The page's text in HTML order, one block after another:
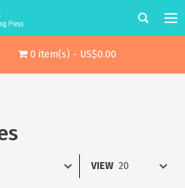
0 item(s) - US$0.00
VIEW